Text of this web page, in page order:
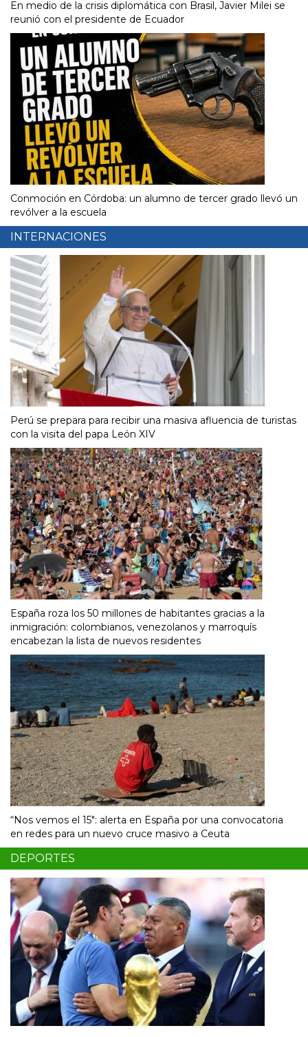
En medio de la crisis diplomática con Brasil, Javier Milei se
reunió con el presidente de Ecuador
Conmoción en Córdoba: un alumno de tercer grado llevó un
revólver a la escuela
INTERNACIONES
Perú se prepara para recibir una masiva afluencia de turistas
con la visita del papa León XIV
España roza los 50 millones de habitantes gracias a la
inmigración: colombianos, venezolanos y marroquís
encabezan la lista de nuevos residentes
“Nos vemos el 15″: alerta en España por una convocatoria
en redes para un nuevo cruce masivo a Ceuta
DEPORTES